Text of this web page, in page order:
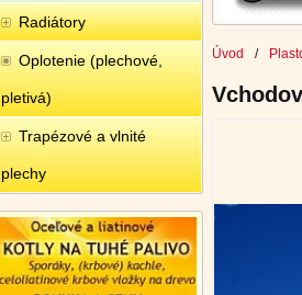
Radiátory
Oplotenie (plechové,
pletivá)
Trapézové a vlnité
plechy
Úvod /